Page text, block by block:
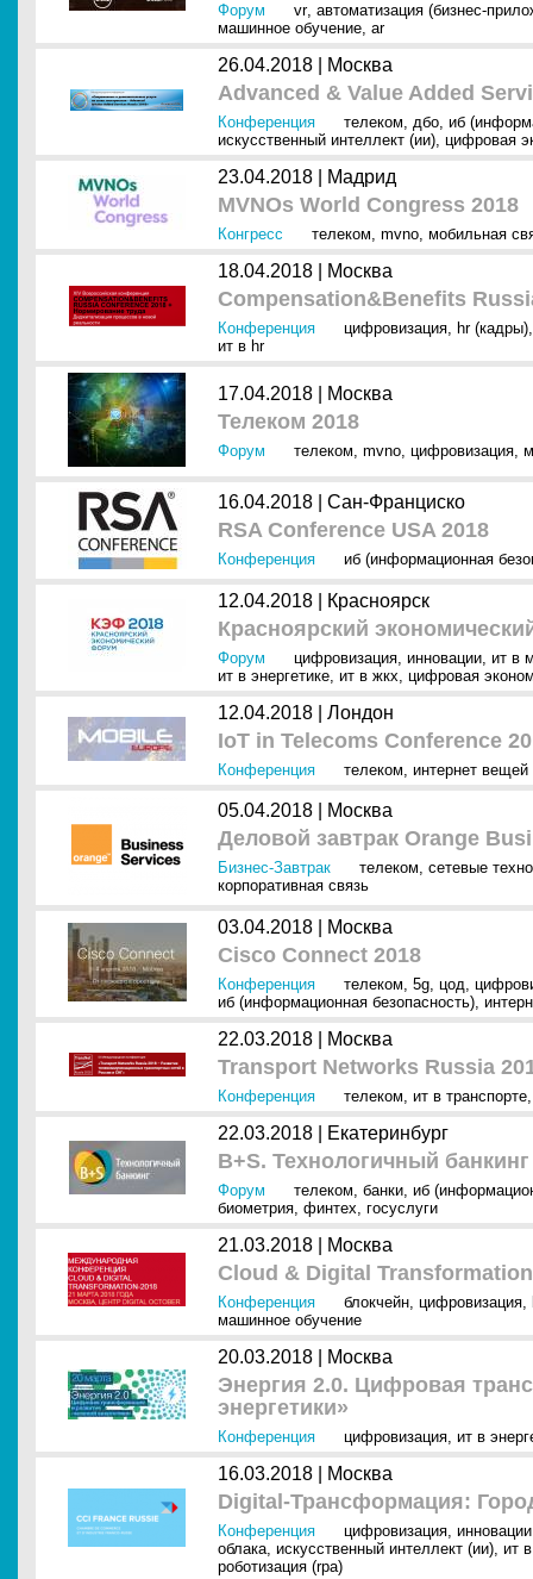
Форум vr, автоматизация (бизнес-
машинное обучение, ar
26.04.2018 | Москва
Advanced & Value Added
Конференция телеком, дбо, иб
искусственный интеллект (ии), цифровая
23.04.2018 | Мадрид
MVNOs World Congress 2018
Конгресс телеком, mvno, мобильная
18.04.2018 | Москва
Compensation&Benefits
Конференция цифровизация, hr (кадры)
ит в hr
17.04.2018 | Москва
Телеком 2018
Форум телеком, mvno, цифровизация,
16.04.2018 | Сан-Франциско
RSA Conference USA 2018
Конференция иб (информационная
12.04.2018 | Красноярск
Красноярский
Форум цифровизация, инновации, ит в
ит в энергетике, ит в жкх, цифровая
12.04.2018 | Лондон
IoT in Telecoms Conference
Конференция телеком, интернет вещей
05.04.2018 | Москва
Деловой завтрак Orange
Бизнес-Завтрак телеком, сетевые
корпоративная связь
03.04.2018 | Москва
Cisco Connect 2018
Конференция телеком, 5g, цод,
иб (информационная безопасность),
22.03.2018 | Москва
Transport Networks Russia
Конференция телеком, ит в транспорте
22.03.2018 | Екатеринбург
B+S. Технологичный банкинг
Форум телеком, банки, иб
биометрия, финтех, госуслуги
21.03.2018 | Москва
Cloud & Digital Transformation
Конференция блокчейн, цифровизация,
машинное обучение
20.03.2018 | Москва
Энергия 2.0. Цифровая
энергетики»
Конференция цифровизация, ит в
16.03.2018 | Москва
Digital-Трансформация:
Конференция цифровизация, инновации
облака, искусственный интеллект (ии), ит
роботизация (rpa)